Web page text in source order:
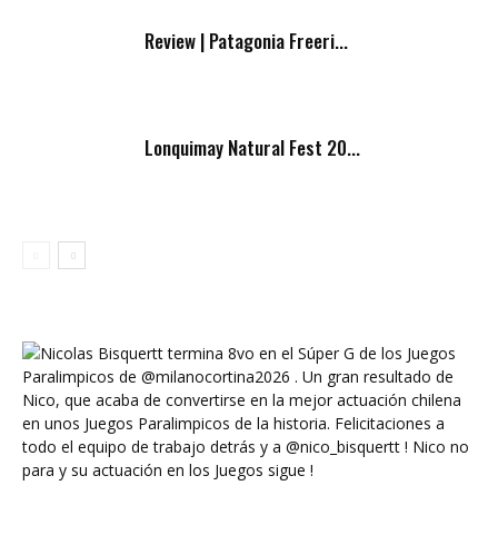
Review | Patagonia Freeri...
Lonquimay Natural Fest 20...